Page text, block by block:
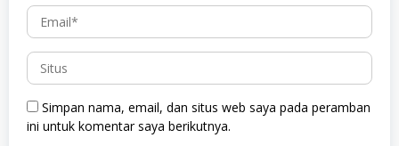
Simpan nama, email, dan situs web saya pada peramban
ini untuk komentar saya berikutnya.